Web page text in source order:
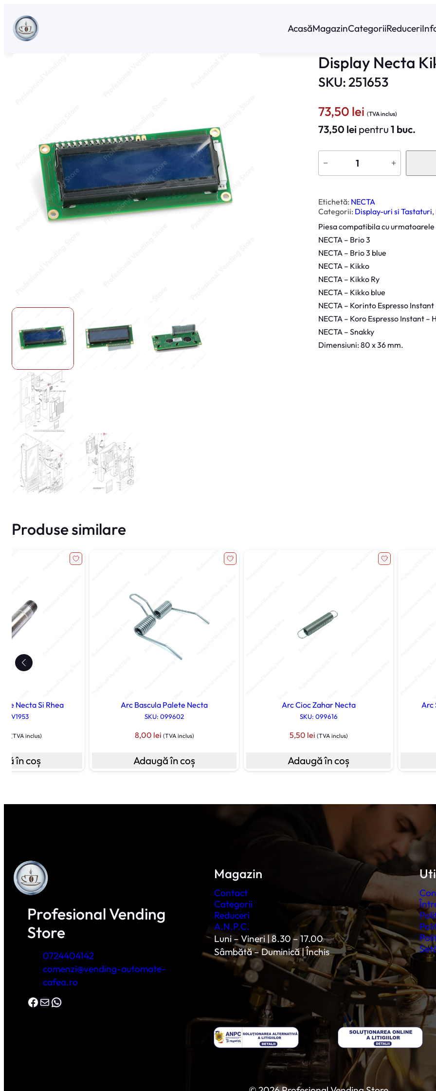
conținut
AcasăMagazinCategoriiReduceri
Display Necta
SKU: 251653
73,50 lei (TVA inclus)
73,50 lei pentru1 buc.
C
t
t
e
D
s
l
a
y
N
e
c
t
a
K
i
k
k
o
,
K
o
− +
Etichetă: NECTA
Categorii: Display-uri si Tastaturi,
Piesa compatibila cu
NECTA – Brio 3
NECTA – Brio 3 blue
NECTA – Kikko
NECTA – Kikko Ry
NECTA – Kikko blue
NECTA – Korinto Espresso Instant
NECTA – Koro Espresso Instant –
NECTA – Snakky
Dimensiuni: 80 x 36 mm.
Produse similare
Necta Si Rhea
0V1953
(TVA inclus)
în coș
Arc Bascula Palete Necta
SKU: 099602
8,00 lei (TVA inclus)
Adaugă în coș
Arc Cioc Zahar Necta
SKU: 099616
5,50 lei (TVA inclus)
Adaugă în coș
Arc
Profesional Vending
Store
0724404142
comenzi@vending-automate-
cafea.ro
Facebook Mail WhatsApp
Magazin
Contact
Categorii
Reduceri
A.N.P.C.
Luni – Vineri | 8.30 – 17.00
Sâmbătă – Duminică | Închis